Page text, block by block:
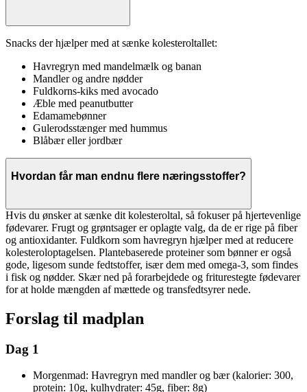
Snacks der hjælper med at sænke kolesteroltallet:
Havregryn med mandelmælk og banan
Mandler og andre nødder
Fuldkorns-kiks med avocado
Æble med peanutbutter
Edamamebønner
Gulerodsstænger med hummus
Blåbær eller jordbær
Hvordan får man endnu flere næringsstoffer?
Hvis du ønsker at sænke dit kolesteroltal, så fokuser på hjertevenlige
fødevarer. Frugt og grøntsager er oplagte valg, da de er rige på fiber
og antioxidanter. Fuldkorn som havregryn hjælper med at reducere
kolesteroloptagelsen. Plantebaserede proteiner som bønner er også
gode, ligesom sunde fedtstoffer, især dem med omega-3, som findes
i fisk og nødder. Skær ned på forarbejdede og friturestegte fødevarer
for at holde mængden af mættede og transfedtsyrer nede.
Forslag til madplan
Dag 1
Morgenmad: Havregryn med mandler og bær (kalorier: 300,
protein: 10g, kulhydrater: 45g, fiber: 8g)